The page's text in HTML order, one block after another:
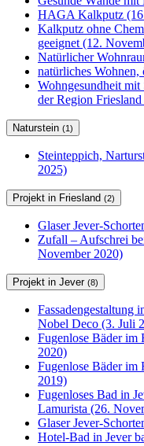
HAGA Kalkputz
Kalkputz ohne
geeignet (12.
Natürlicher
natürliches
Wohngesundheit
der Region
Naturstein (1)
Steinteppich,
2025)
Projekt in Friesland (2)
Glaser Jever-
Zufall – Aufschrei
November 2020)
Projekt in Jever (8)
Fassadengestaltung
Nobel Deco (3. Juli
Fugenlose Bäder im
2020)
Fugenlose Bäder im
2019)
Fugenloses Bad in
Lamurista (26.
Glaser Jever-
Hotel-Bad in Jever